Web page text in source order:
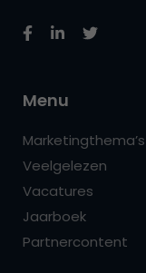
Menu
Marketingthema’s
Veelgelezen
Vacatures
Jaarboek
Partnercontent